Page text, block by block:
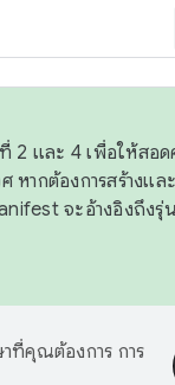
2 และ 4 เพื่อให้สอ
ากต้องการสร้างแล
จะอ้างอิงถึง
ที่คุณต้องการ การ